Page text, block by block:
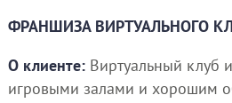
ФРАНШИЗА ВИРТУАЛЬНОГО
О клиенте:Виртуальный клуб
игровыми залами и хорошим